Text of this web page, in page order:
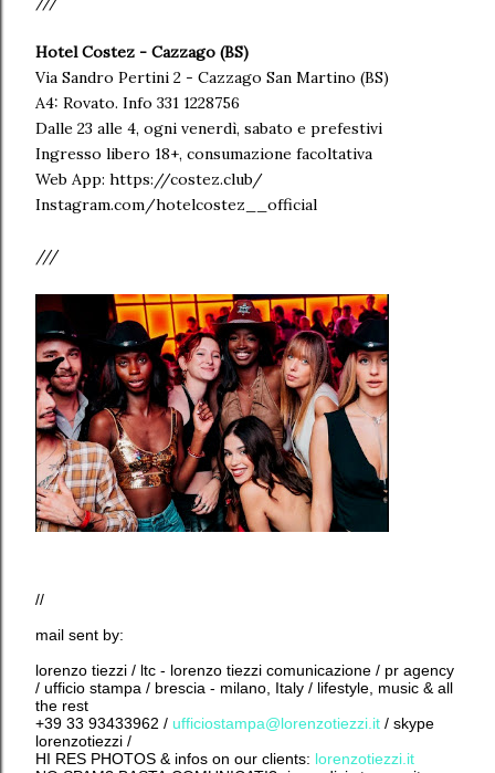
Hotel Costez - Cazzago (BS)
Via Sandro Pertini 2 - Cazzago San Martino (BS)
A4: Rovato. Info 331 1228756
Dalle 23 alle 4, ogni venerdì, sabato e prefestivi
Ingresso libero 18+, consumazione facoltativa
Web App: https://costez.club/
Instagram.com/hotelcostez__official
///
//
mail sent by:
lorenzo tiezzi / ltc - lorenzo tiezzi comunicazione / pr agency
/ ufficio stampa / brescia - milano, Italy / lifestyle, music & all
the rest
+39 33 93433962 / ufficiostampa@lorenzotiezzi.it / skype
lorenzotiezzi /
HI RES PHOTOS & infos on our clients: lorenzotiezzi.it